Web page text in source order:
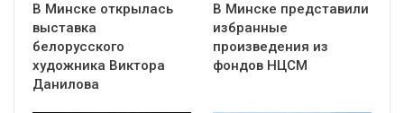
В Минске открылась
выставка
белорусского
художника Виктора
Данилова
В Минске представили
избранные
произведения из
фондов НЦСМ